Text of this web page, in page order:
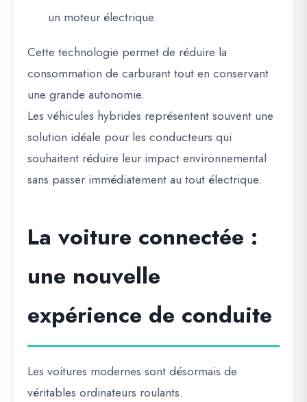
un moteur électrique.
Cette technologie permet de réduire la
consommation de carburant tout en conservant
une grande autonomie.
Les véhicules hybrides représentent souvent une
solution idéale pour les conducteurs qui
souhaitent réduire leur impact environnemental
sans passer immédiatement au tout électrique.
La voiture connectée :
une nouvelle
expérience de conduite
Les voitures modernes sont désormais de
véritables ordinateurs roulants.